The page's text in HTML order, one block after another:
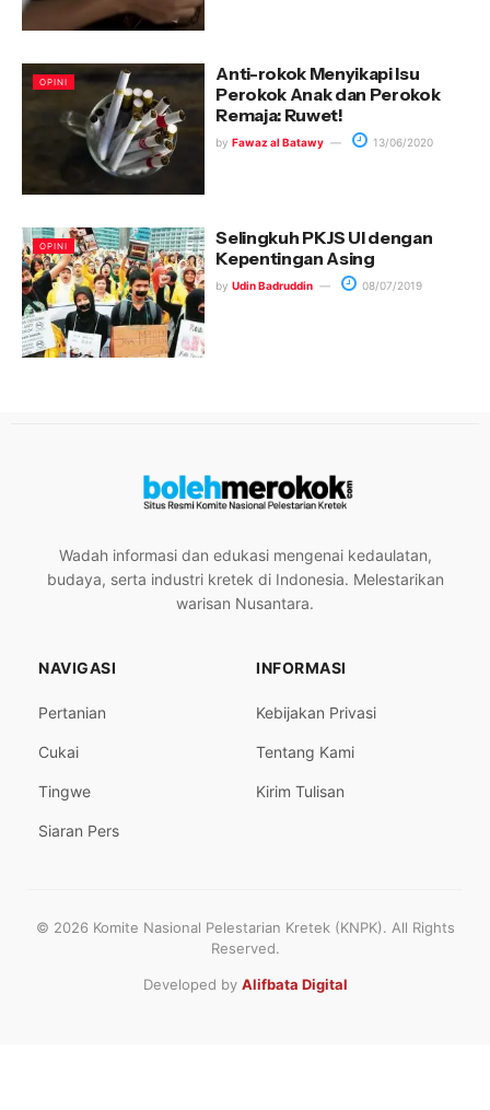
OPINI
Anti-rokok Menyikapi Isu
Perokok Anak dan Perokok
Remaja: Ruwet!
by Fawaz al Batawy 13/06/2020
OPINI
Selingkuh PKJS UI dengan
Kepentingan Asing
by Udin Badruddin 08/07/2019
Wadah informasi dan edukasi mengenai kedaulatan,
budaya, serta industri kretek di Indonesia. Melestarikan
warisan Nusantara.
NAVIGASI
Pertanian
Cukai
Tingwe
Siaran Pers
INFORMASI
Kebijakan Privasi
Tentang Kami
Kirim Tulisan
© 2026 Komite Nasional Pelestarian Kretek (KNPK). All Rights
Reserved.
Developed by Alifbata Digital